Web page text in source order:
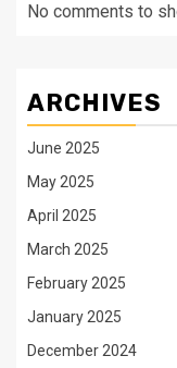
No comments to
ARCHIVES
June 2025
May 2025
April 2025
March 2025
February 2025
January 2025
December 2024